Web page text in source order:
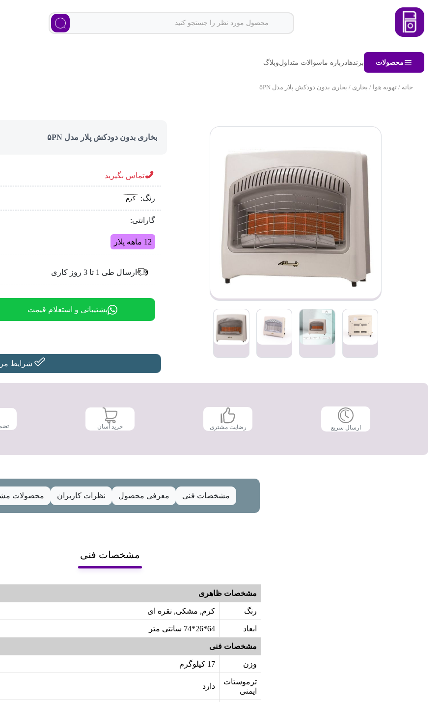
محصولات برندهادرباره ماسوالات متداولوبلاگ
خانه / تهویه هوا / بخاری / بخاری بدون دودکش پلار مدل ۵PN
بخاری بدون دودکش پلار مدل ۵PN
تماس بگیرید
رنگ: کرم
گارانتی:
12 ماهه پلار
ارسال طی 1 تا 3 روز کاری
پشتیبانی و استعلام قیمت
شرایط
ارسال سریع رضایت مشتری خرید آسان
مشخصات فنی معرفی محصول نظرات کاربران محصولات
مشخصات فنی
مشخصات ظاهری
رنگ کرم, مشکی, نقره ای
ابعاد 64*26*74 سانتی متر
مشخصات فنی
وزن 17 کیلوگرم
ترموستات
ایمنی
دارد